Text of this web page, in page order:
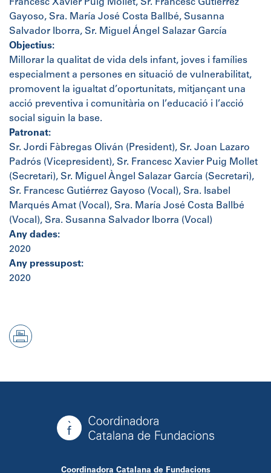
Francesc Xavier Puig Mollet, Sr. Francesc Gutiérrez
Gayoso, Sra. María José Costa Ballbé, Susanna
Salvador Iborra, Sr. Miguel Ángel Salazar García
Objectius:
Millorar la qualitat de vida dels infant, joves i famílies
especialment a persones en situació de vulnerabilitat,
promovent la igualtat d’oportunitats, mitjançant una
acció preventiva i comunitària on l’educació i l’acció
social siguin la base.
Patronat:
Sr. Jordi Fàbregas Oliván (President), Sr. Joan Lazaro
Padrós (Vicepresident), Sr. Francesc Xavier Puig Mollet
(Secretari), Sr. Miguel Àngel Salazar García (Secretari),
Sr. Francesc Gutiérrez Gayoso (Vocal), Sra. Isabel
Marqués Amat (Vocal), Sra. María José Costa Ballbé
(Vocal), Sra. Susanna Salvador Iborra (Vocal)
Any dades:
2020
Any pressupost:
2020
Coordinadora Catalana de Fundacions